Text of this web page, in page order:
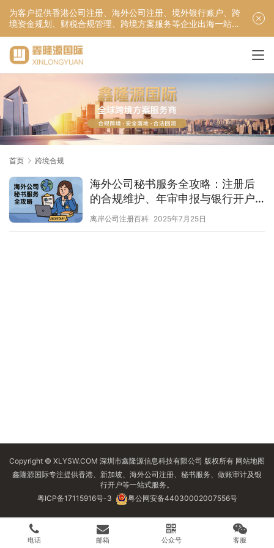
为客户提供香港公司注册、海外公司注册、境外银行账户、跨
境资金规划、财税合规管理、跨境方案服务等企业出海一站式
服务！
首页 跨境合规
海外公司秘书服务全攻略：注册后
的合规维护、年审申报与银行开户
一步到位
离岸公司注册百科 2025年7月25日
Copyright © XLYSW.COM 深圳市鑫隆源信息科技有限公司 版权所有 网站地图
鑫隆源国际专注提供香港、新加坡、海外公司注册、秘书服务、做账审计及银
行开户等一站式服务。
粤ICP备17115916号-3
粤公网安备44030002007556号
电话 邮箱 公众号 客服